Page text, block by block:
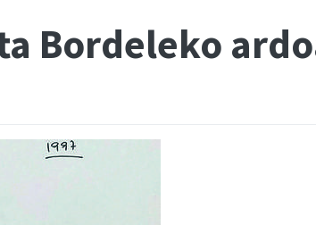
Bordeleko